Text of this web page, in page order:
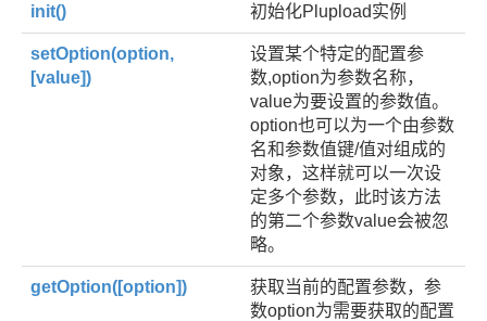
init() 初始化Plupload实例
setOption(option,
[value])
设置某个特定的配置参
数,option为参数名称，
value为要设置的参数值。
option也可以为一个由参数
名和参数值键/值对组成的
对象，这样就可以一次设
定多个参数，此时该方法
的第二个参数value会被忽
略。
getOption([option])
获取当前的配置参数，参
数option为需要获取的配置